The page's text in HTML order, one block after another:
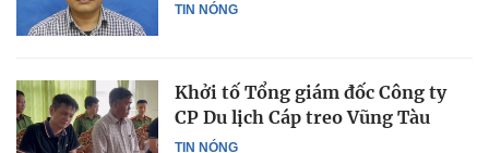
TIN NÓNG
TIN NÓNG
Khởi tố Tổng giám đốc Công ty
CP Du lịch Cáp treo Vũng Tàu